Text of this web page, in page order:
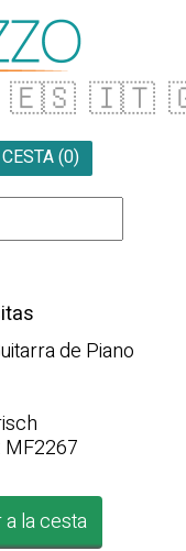
🇪🇸 🇮🇹
CESTA (0)
de Piano
MF2267
la cesta